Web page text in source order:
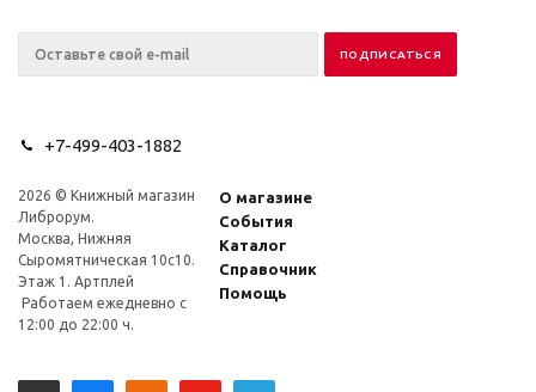
+7-499-403-1882
2026 © Книжный магазин
Либрорум.
Москва, Нижняя
Сыромятническая 10с10.
Этаж 1. Артплей
Работаем ежедневно с
12:00 до 22:00 ч.
О магазине
События
Каталог
Справочник
Помощь